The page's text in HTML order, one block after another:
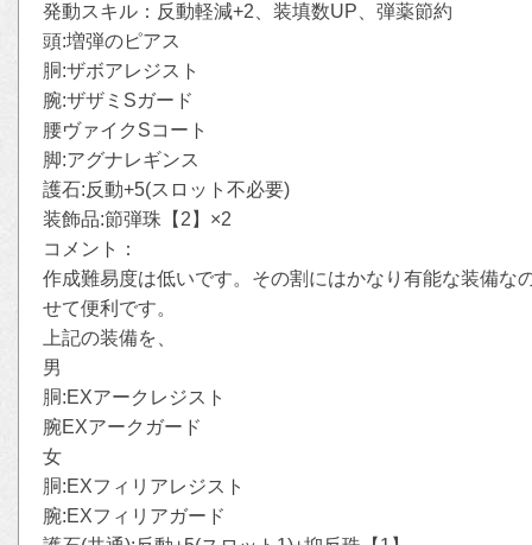
発動スキル：反動軽減+2、装填数UP、弾薬節約
頭:増弾のピアス
胴:ザボアレジスト
腕:ザザミSガード
腰ヴァイクSコート
脚:アグナレギンス
護石:反動+5(スロット不必要)
装飾品:節弾珠【2】×2
コメント：
作成難易度は低いです。その割にはかなり有能な装備な
せて便利です。
上記の装備を、
男
胴:EXアークレジスト
腕EXアークガード
女
胴:EXフィリアレジスト
腕:EXフィリアガード